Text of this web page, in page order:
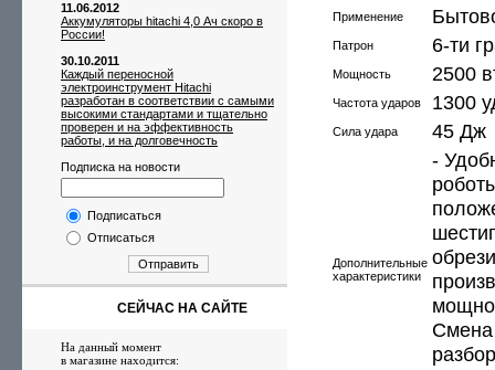
11.06.2012
Аккумуляторы hitachi 4,0 Ач скоро в
России!
30.10.2011
Каждый переносной
электроинструмент Hitachi
разработан в соответствии с самыми
высокими стандартами и тщательно
проверен и на эффективность
работы, и на долговечность
Подписка на новости
Подписаться
Отписаться
Отправить
СЕЙЧАС НА САЙТЕ
На данный момент
в магазине находится:
Применение
Патрон 6-ти
Мощность 2500
Частота ударов 1300
Сила удара 45 Дж
Дополнительные
характеристики
-
Смена